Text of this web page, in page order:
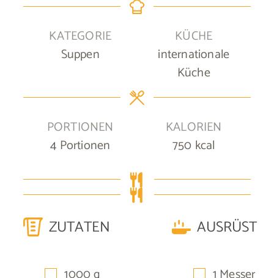
KATEGORIE
Suppen
KÜCHE
internationale
Küche
PORTIONEN
4 Portionen
KALORIEN
750 kcal
ZUTATEN
▢ ▢